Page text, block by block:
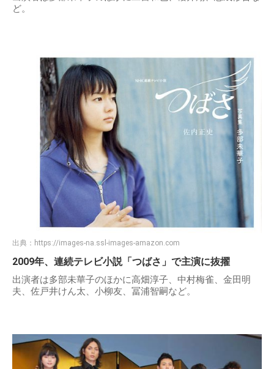
ど。
出典： https://images-na.ssl-images-amazon.com
2009年、連続テレビ小説「つばさ」で主演に抜擢
出演者は多部未華子のほかに高畑淳子、中村梅雀、金田明
夫、佐戸井けん太、小柳友、冨浦智嗣など。